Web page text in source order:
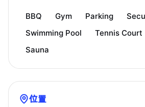
BBQ Gym Parking
Swimming Pool
Tennis Court
Sauna
位置